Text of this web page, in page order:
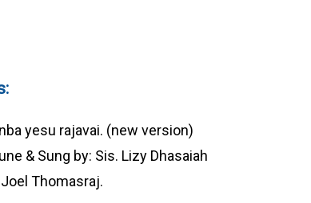
yesu rajavai. (new version)
& Sung by: Sis. Lizy Dhasaiah
Thomasraj.